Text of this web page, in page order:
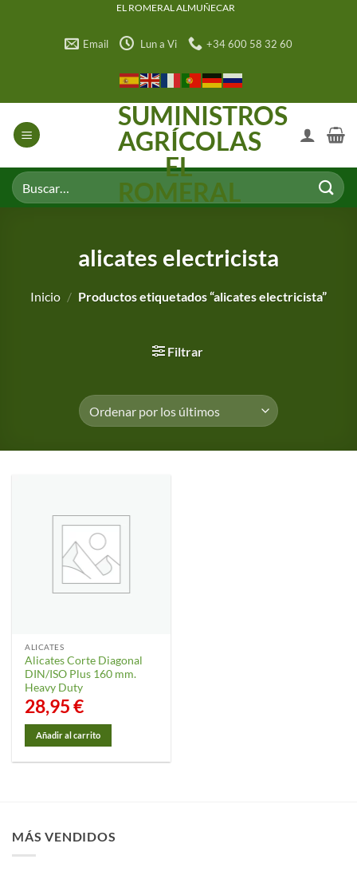
EL ROMERAL ALMUÑECAR
Email Lun a Vi +34 600 58 32 60
SUMINISTROS
AGRÍCOLAS
EL
ROMERAL
Buscar
por:
alicates electricista
Inicio / Productos etiquetados “alicates electricista”
Filtrar
ALICATES
Alicates Corte Diagonal
DIN/ISO Plus 160 mm.
Heavy Duty
28,95€
Añadir al carrito
MÁS VENDIDOS